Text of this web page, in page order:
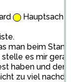
Hauptsache
man beim
es mir
haben und der
zu viel